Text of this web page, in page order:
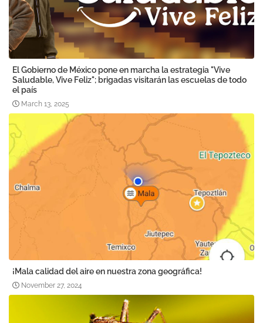
El Gobierno de México pone en marcha la estrategia "Vive
Saludable, Vive Feliz"; brigadas visitarán las escuelas de todo
el país
March 13, 2025
¡Mala calidad del aire en nuestra zona geográfica!
November 27, 2024